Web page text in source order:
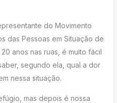
do Movimento
das Pessoas em Situação de
anos nas ruas, é muito fácil
segundo ela, qual a dor
nessa situação.
mas depois é nossa